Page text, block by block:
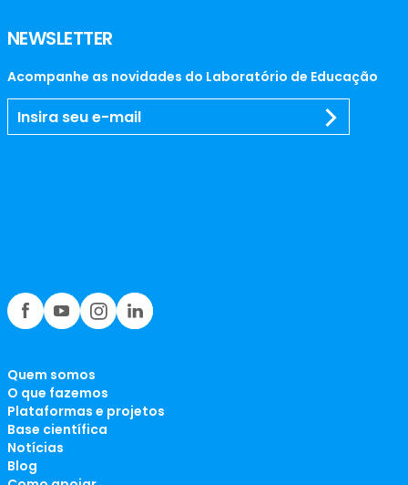
NEWSLETTER
Acompanhe as novidades do Laboratório de Educação
Quem somos
O que fazemos
Plataformas e projetos
Base científica
Notícias
Blog